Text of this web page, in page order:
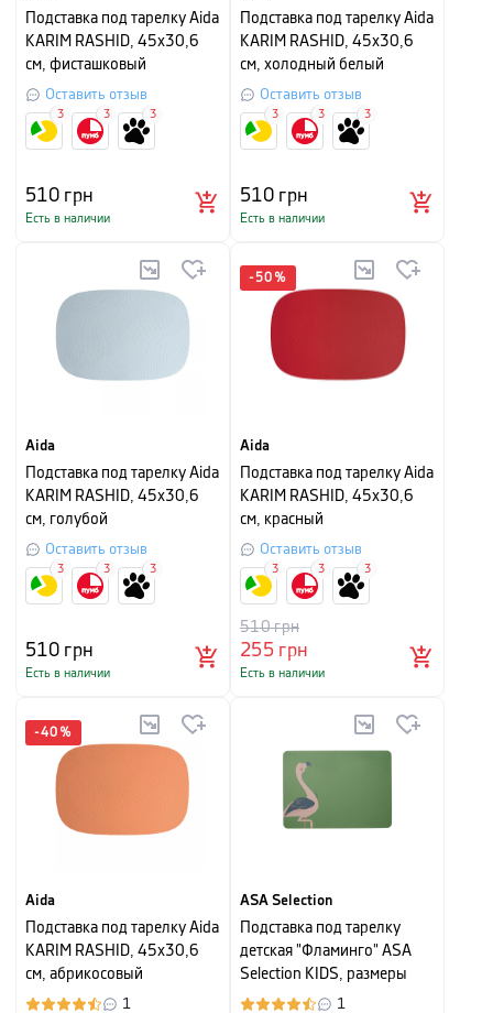
Подставка под тарелку Aida
KARIM RASHID, 45х30,6
см, фисташковый
Оставить отзыв
510грн
Есть в наличии
3 3 3
Подставка под тарелку Aida
KARIM RASHID, 45х30,6
см, холодный белый
Оставить отзыв
510грн
Есть в наличии
3 3 3
Aida
Подставка под тарелку Aida
KARIM RASHID, 45х30,6
см, голубой
Оставить отзыв
510грн
Есть в наличии
3 3 3
-50 %
Aida
Подставка под тарелку Aida
KARIM RASHID, 45х30,6
см, красный
Оставить отзыв
255грн
510грн
Есть в наличии
3 3 3
-40 %
Aida
Подставка под тарелку Aida
KARIM RASHID, 45х30,6
см, абрикосовый
1
ASA Selection
Подставка под тарелку
детская "Фламинго" ASA
Selection KIDS, размеры
46х33 см, зеленый
1